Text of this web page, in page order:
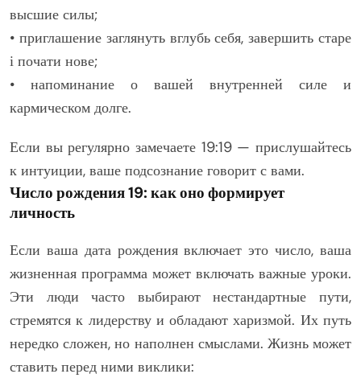
высшие силы;
• приглашение заглянуть вглубь себя, завершить старе
і почати нове;
• напоминание о вашей внутренней силе и
кармическом долге.
Если вы регулярно замечаете 19:19 — прислушайтесь
к интуиции, ваше подсознание говорит с вами.
Число рождения 19: как оно формирует
личность
Если ваша дата рождения включает это число, ваша
жизненная программа может включать важные уроки.
Эти люди часто выбирают нестандартные пути,
стремятся к лидерству и обладают харизмой. Их путь
нередко сложен, но наполнен смыслами. Жизнь может
ставить перед ними виклики: